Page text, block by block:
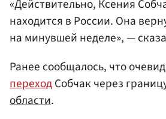
«Действительно, Ксения
находится в России. Она
на минувшей неделе», —
Ранее сообщалось, что
переходСобчак через
области.